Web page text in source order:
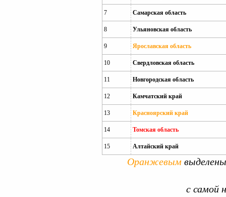
7 Самарская область
8 Ульяновская область
9 Ярославская область
10 Свердловская область
11 Новгородская область
12 Камчатский край
13 Красноярский край
14 Томская область
15 Алтайский край
Оранжевым
с самой